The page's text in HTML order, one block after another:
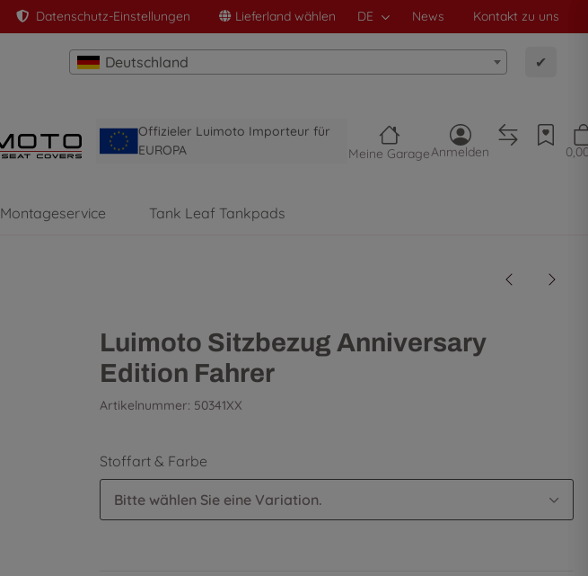
Datenschutz-Einstellungen Lieferland wählen DE News Kontakt zu uns
Deutschland ✔
Offizieler Luimoto Importeur für
EUROPA
Meine GarageAnmelden
Montageservice Tank Leaf Tankpads
Luimoto Sitzbezug Anniversary
Edition Fahrer
Artikelnummer: 50341XX
Stoffart & Farbe
Bitte wählen Sie eine Variation.